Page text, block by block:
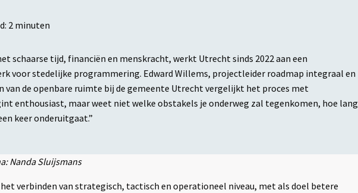
2 minuten
schaarse tijd, financiën en menskracht, werkt Utrecht sinds 2022 aan een
voor stedelijke programmering. Edward Willems, projectleider roadmap integraal en
van de openbare ruimte bij de gemeente Utrecht vergelijkt het proces met
enthousiast, maar weet niet welke obstakels je onderweg zal tegenkomen, hoe lang
keer onderuitgaat.”
Nanda Sluijsmans
verbinden van strategisch, tactisch en operationeel niveau, met als doel betere